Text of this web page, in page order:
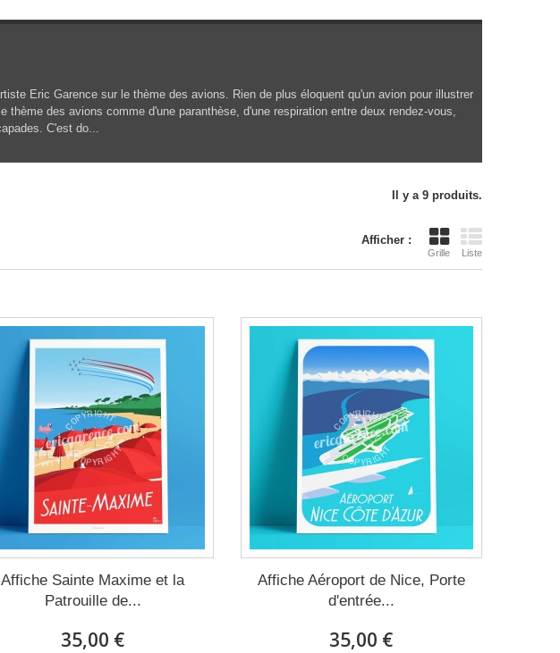
Eric Garence sur le thème des avions. Rien de plus éloquent qu'un avion pour illustrer
des avions comme d'une paranthèse, d'une respiration entre deux rendez-vous,
C'est do...
Il y a 9 produits.
Afficher :
Grille Liste
Affiche Sainte Maxime et la
Patrouille de...
35,00 €
Affiche Aéroport de Nice, Porte
d'entrée...
35,00 €